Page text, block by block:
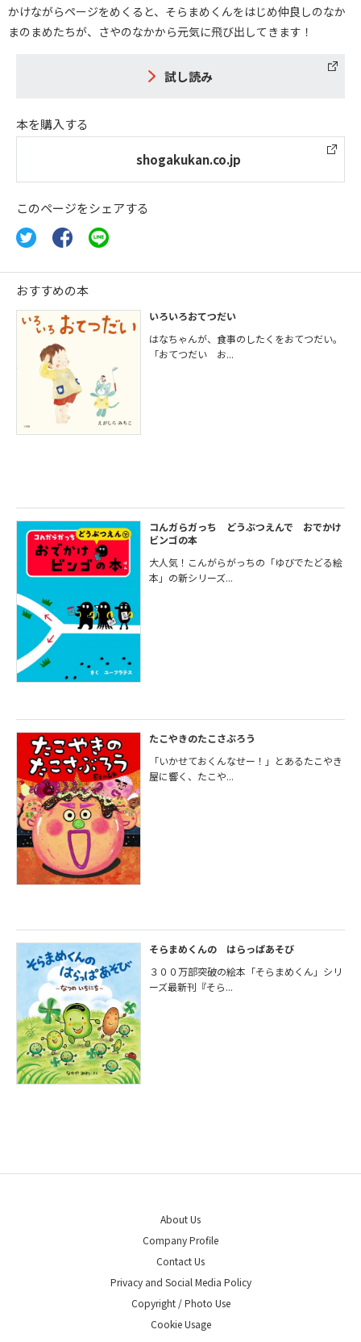
かけながらページをめくると、そらまめくんをはじめ仲良しのなか
まのまめたちが、さやのなかから元気に飛び出してきます！
試し読み
本を購入する
shogakukan.co.jp
このページをシェアする
おすすめの本
いろいろおてつだい
はなちゃんが、食事のしたくをおてつだい。
「おてつだい お...
コんガらガっち どうぶつえんで おでかけ
ビンゴの本
大人気！こんがらがっちの「ゆびでたどる絵
本」の新シリーズ...
たこやきのたこさぶろう
「いかせておくんなせー！」とあるたこやき
屋に響く、たこや...
そらまめくんの はらっぱあそび
３００万部突破の絵本「そらまめくん」シリ
ーズ最新刊『そら...
About Us
Company Profile
Contact Us
Privacy and Social Media Policy
Copyright / Photo Use
Cookie Usage